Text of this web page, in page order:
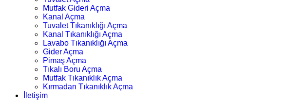
Mutfak Gideri Açma
Kanal Açma
Tuvalet Tıkanıklığı Açma
Kanal Tıkanıklığı Açma
Lavabo Tıkanıklığı Açma
Gider Açma
Pimaş Açma
Tıkalı Boru Açma
Mutfak Tıkanıklık Açma
Kırmadan Tıkanıklık Açma
İletişim